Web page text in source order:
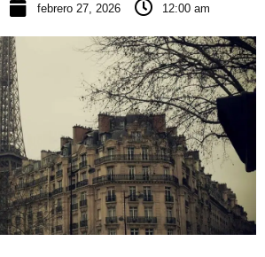
febrero 27, 2026 12:00 am